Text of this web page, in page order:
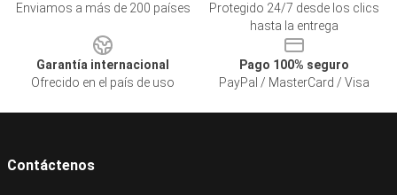
Enviamos a más de 200 países
Protegido 24/7 desde los clics
hasta la entrega
Garantía internacional
Ofrecido en el país de uso
Pago 100% seguro
PayPal / MasterCard / Visa
Contáctenos